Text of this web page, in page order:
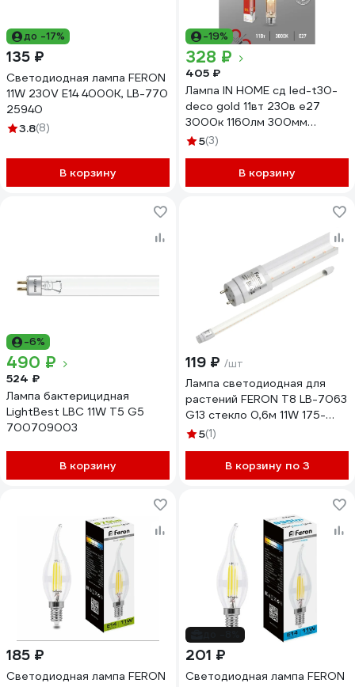
до -17%
135 ₽
Светодиодная лампа FERON
11W 230V E14 4000K, LB-770
25940
3.8(8)
В корзину
-19%
328 ₽
405 ₽
Лампа IN HOME сд led-t30-
deco gold 11вт 230в е27
3000к 1160лм 300мм
золотистая 4690612050898
5(3)
В корзину
-6%
490 ₽
524 ₽
Лампа бактерицидная
LightBest LBC 11W T5 G5
700709003
В корзину
119 ₽ /шт
Лампа светодиодная для
растений FERON T8 LB-7063
G13 стекло 0,6м 11W 175-
265V красно-синий спектр,
5(1)
В корзину по 3
185 ₽
Светодиодная лампа FERON
201 ₽
Светодиодная лампа FERON